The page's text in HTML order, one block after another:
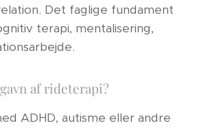
Det faglige fundament
terapi, mentalisering,
af rideterapi?
ADHD, autisme eller andre